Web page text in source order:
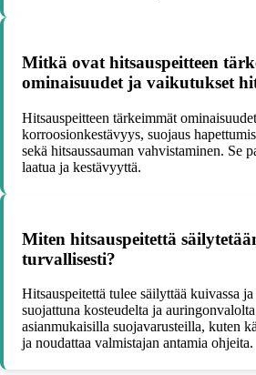
Mitkä ovat hitsauspeitteen
ominaisuudet ja vaikutukset
Hitsauspeitteen tärkeimmät
korroosionkestävyys, suojaus
sekä hitsaussauman vahvistaminen. Se
laatua ja kestävyyttä.
Miten hitsauspeitettä
turvallisesti?
Hitsauspeitettä tulee säilyttää kuivassa
suojattuna kosteudelta ja
asianmukaisilla suojavarusteilla, kuten
ja noudattaa valmistajan antamia ohjeita.